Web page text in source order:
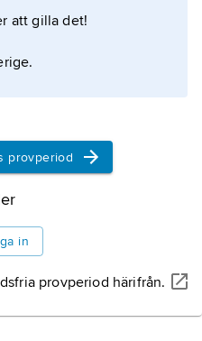
byggde delvis
att gilla det!
provperiod
in
provperiod härifrån.